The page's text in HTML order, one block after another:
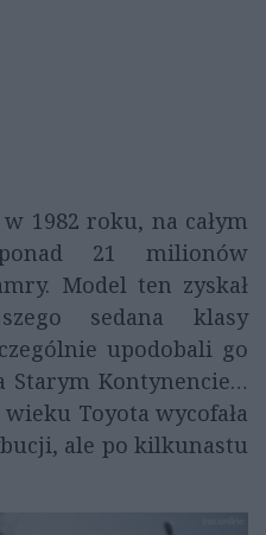
1982 roku, na całym
21 milionów
Model ten zyskał
sedana klasy
upodobali go
Starym Kontynencie…
Toyota wycofała
ale po kilkunastu